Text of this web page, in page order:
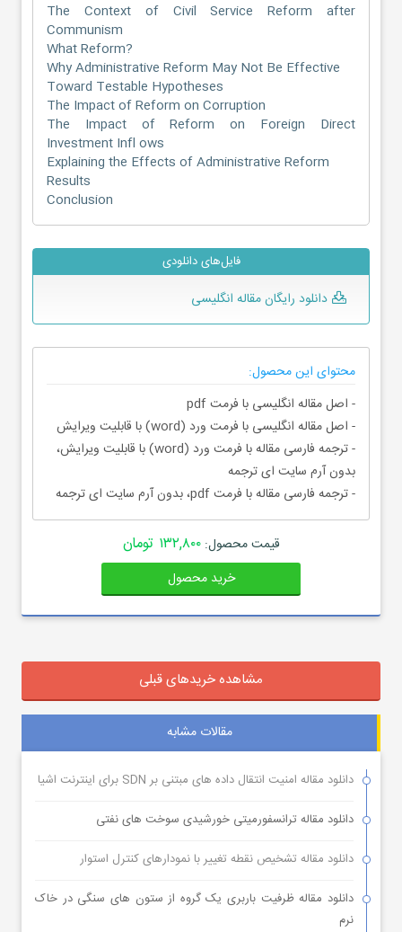
The Context of Civil Service Reform after
Communism
What Reform?
Why Administrative Reform May Not Be Effective
Toward Testable Hypotheses
The Impact of Reform on Corruption
The Impact of Reform on Foreign Direct
Investment Infl ows
Explaining the Effects of Administrative Reform
Results
Conclusion
فایل‌های دانلودی
دانلود رایگان مقاله انگلیسی
محتوای این محصول:
- اصل مقاله انگلیسی با فرمت pdf
- اصل مقاله انگلیسی با فرمت ورد (word) با قابلیت ویرایش
- ترجمه فارسی مقاله با فرمت ورد (word) با قابلیت ویرایش،
بدون آرم سایت ای ترجمه
- ترجمه فارسی مقاله با فرمت pdf، بدون آرم سایت ای ترجمه
قیمت محصول:۱۳۲,۸۰۰ تومان
خرید محصول
مشاهده خریدهای قبلی
مقالات مشابه
دانلود مقاله امنیت انتقال داده های مبتنی بر SDN برای اینترنت اشیا
دانلود مقاله ترانسفورمیتی خورشیدی سوخت های نفتی
دانلود مقاله تشخیص نقطه تغییر با نمودارهای کنترل استوار
دانلود مقاله ظرفیت باربری یک گروه از ستون های سنگی در خاک
نرم